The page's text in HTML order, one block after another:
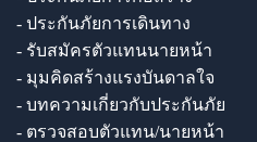
- ประกันภัยการเดินทาง
- รับสมัครตัวแทนนายหน้า
- มุมคิดสร้างแรงบันดาลใจ
- บทความเกี่ยวกับประกันภัย
- ตรวจสอบตัวแทน/นายหน้า